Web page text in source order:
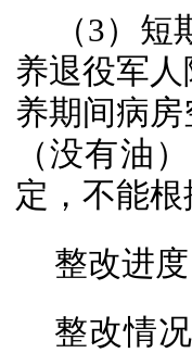
（3）
养退役军
养期间病
（没有油
定，不能
整改进度
整改情